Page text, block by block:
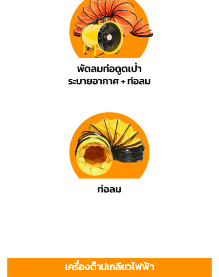
เครื่องต๊าปเกลียวไฟฟ้า